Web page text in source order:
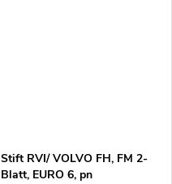
Stift RVI/ VOLVO FH, FM 2-
Blatt, EURO 6, pn